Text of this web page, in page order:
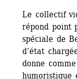
Le collectif
répond point
spéciale de
d’état
donne
humoristique